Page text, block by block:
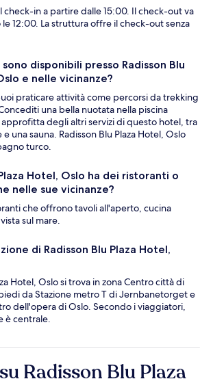
check-in a partire dalle 15:00. Il check-out va
12:00. La struttura offre il check-out senza
disponibili presso Radisson Blu
e nelle vicinanze?
praticare attività come percorsi da trekking
una bella nuotata nella piscina
degli altri servizi di questo hotel, tra
una sauna. Radisson Blu Plaza Hotel, Oslo
turco.
Hotel, Oslo ha dei ristoranti o
nelle sue vicinanze?
che offrono tavoli all'aperto, cucina
sul mare.
di Radisson Blu Plaza Hotel,
Hotel, Oslo si trova in zona Centro città di
da Stazione metro T di Jernbanetorget e
dell'opera di Oslo. Secondo i viaggiatori,
è centrale.
Radisson Blu Plaza